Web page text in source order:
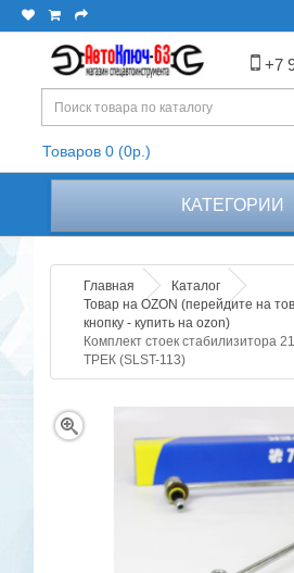
+7
Товаров 0 (0р.)
КАТЕГОРИИ
Главная
Каталог
Товар на OZON (перейдите на
кнопку - купить на ozon)
Комплект стоек стабилизитора
ТРЕК (SLST-113)